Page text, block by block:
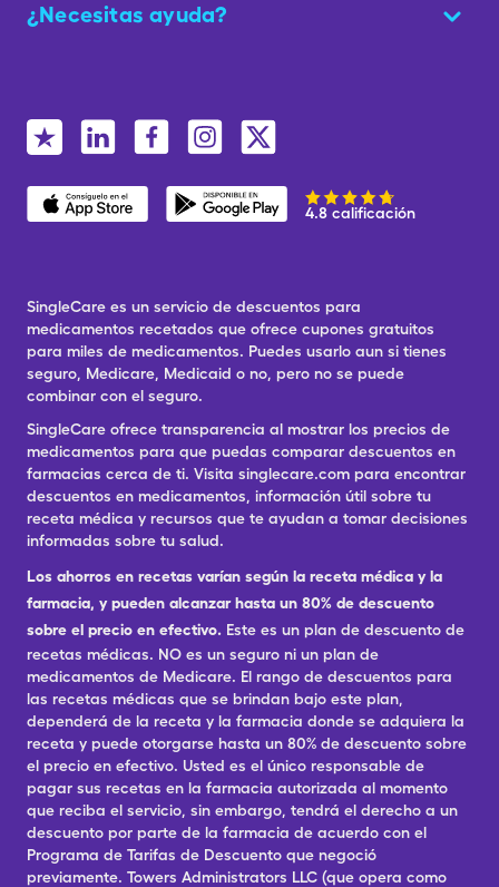
¿Necesitas ayuda?
4.8 calificación
SingleCare es un servicio de descuentos para
medicamentos recetados que ofrece cupones gratuitos
para miles de medicamentos. Puedes usarlo aun si tienes
seguro, Medicare, Medicaid o no, pero no se puede
combinar con el seguro.
SingleCare ofrece transparencia al mostrar los precios de
medicamentos para que puedas comparar descuentos en
farmacias cerca de ti. Visita singlecare.com para encontrar
descuentos en medicamentos, información útil sobre tu
receta médica y recursos que te ayudan a tomar decisiones
informadas sobre tu salud.
Los ahorros en recetas varían según la receta médica y la
farmacia, y pueden alcanzar hasta un 80% de descuento
sobre el precio en efectivo. Este es un plan de descuento de
recetas médicas. NO es un seguro ni un plan de
medicamentos de Medicare. El rango de descuentos para
las recetas médicas que se brindan bajo este plan,
dependerá de la receta y la farmacia donde se adquiera la
receta y puede otorgarse hasta un 80% de descuento sobre
el precio en efectivo. Usted es el único responsable de
pagar sus recetas en la farmacia autorizada al momento
que reciba el servicio, sin embargo, tendrá el derecho a un
descuento por parte de la farmacia de acuerdo con el
Programa de Tarifas de Descuento que negoció
previamente. Towers Administrators LLC (que opera como